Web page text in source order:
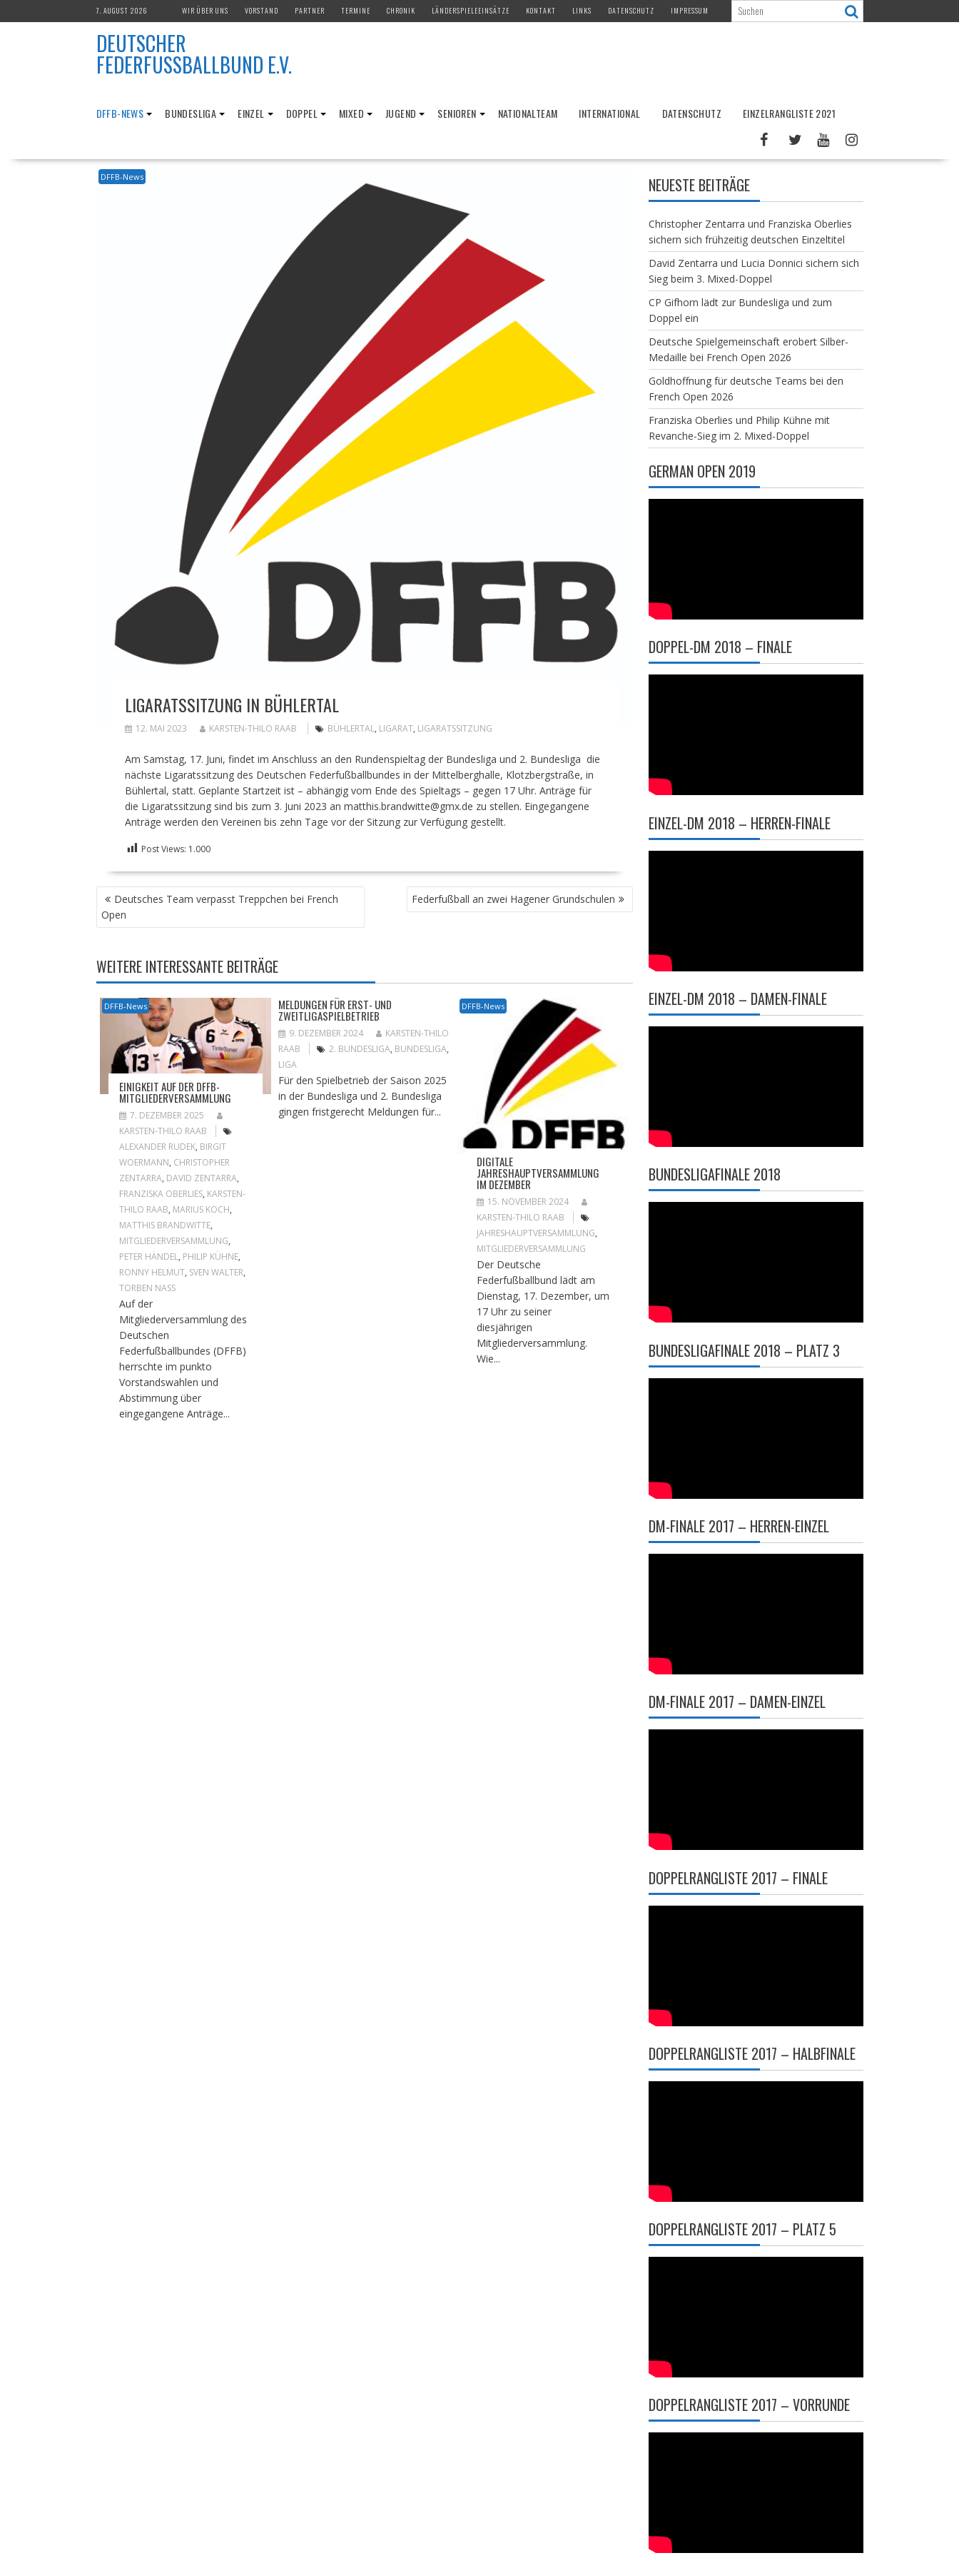
to
7. AUGUST 2026 WIR ÜBER UNS VORSTAND PARTNER TERMINE CHRONIK LÄNDERSPIELEEINSÄTZE KONTAKT LINKS DATENSCHUTZ IMPRESSUM
DEUTSCHER
FEDERFUSSBALLBUND E.V.
DFFB-NEWS BUNDESLIGA EINZEL DOPPEL MIXED JUGEND SENIOREN NATIONALTEAM INTERNATIONAL DATENSCHUTZ EINZELRANGLISTE 2021
DFFB-News
LIGARATSSITZUNG IN BÜHLERTAL
12. MAI 2023 KARSTEN-THILO RAAB BÜHLERTAL, LIGARAT, LIGARATSSITZUNG
Am Samstag, 17. Juni, findet im Anschluss an den Rundenspieltag der Bundesliga und 2. Bundesliga die
nächste Ligaratssitzung des Deutschen Federfußballbundes in der Mittelberghalle, Klotzbergstraße, in
Bühlertal, statt. Geplante Startzeit ist – abhängig vom Ende des Spieltags – gegen 17 Uhr. Anträge für
die Ligaratssitzung sind bis zum 3. Juni 2023 an matthis.brandwitte@gmx.de zu stellen. Eingegangene
Anträge werden den Vereinen bis zehn Tage vor der Sitzung zur Verfügung gestellt.
Post Views: 1.000
BEITRAGSNAVIGATION
Deutsches Team verpasst Treppchen bei French
Open
Federfußball an zwei Hagener Grundschulen
WEITERE INTERESSANTE BEITRÄGE
DFFB-News
EINIGKEIT AUF DER DFFB-
MITGLIEDERVERSAMMLUNG
7. DEZEMBER 2025
KARSTEN-THILO RAAB
ALEXANDER RUDEK, BIRGIT
WOERMANN, CHRISTOPHER
ZENTARRA, DAVID ZENTARRA,
FRANZISKA OBERLIES, KARSTEN-
THILO RAAB, MARIUS KOCH,
MATTHIS BRANDWITTE,
MITGLIEDERVERSAMMLUNG,
PETER HÄNDEL, PHILIP KÜHNE,
RONNY HELMUT, SVEN WALTER,
TORBEN NASS
Auf der
Mitgliederversammlung des
Deutschen
Federfußballbundes (DFFB)
herrschte im punkto
Vorstandswahlen und
Abstimmung über
eingegangene Anträge...
MELDUNGEN FÜR ERST- UND
ZWEITLIGASPIELBETRIEB
9. DEZEMBER 2024
KARSTEN-THILO
RAAB
2. BUNDESLIGA, BUNDESLIGA,
LIGA
Für den Spielbetrieb der Saison 2025
in der Bundesliga und 2. Bundesliga
gingen fristgerecht Meldungen für...
DFFB-News
DIGITALE
JAHRESHAUPTVERSAMMLUNG
IM DEZEMBER
15. NOVEMBER 2024
KARSTEN-THILO RAAB
JAHRESHAUPTVERSAMMLUNG,
MITGLIEDERVERSAMMLUNG
Der Deutsche
Federfußballbund lädt am
Dienstag, 17. Dezember, um
17 Uhr zu seiner
diesjährigen
Mitgliederversammlung.
Wie...
NEUESTE BEITRÄGE
Christopher Zentarra und Franziska Oberlies
sichern sich frühzeitig deutschen Einzeltitel
David Zentarra und Lucia Donnici sichern sich
Sieg beim 3. Mixed-Doppel
CP Gifhorn lädt zur Bundesliga und zum
Doppel ein
Deutsche Spielgemeinschaft erobert Silber-
Medaille bei French Open 2026
Goldhoffnung für deutsche Teams bei den
French Open 2026
Franziska Oberlies und Philip Kühne mit
Revanche-Sieg im 2. Mixed-Doppel
GERMAN OPEN 2019
DOPPEL-DM 2018 – FINALE
EINZEL-DM 2018 – HERREN-FINALE
EINZEL-DM 2018 – DAMEN-FINALE
BUNDESLIGAFINALE 2018
BUNDESLIGAFINALE 2018 – PLATZ 3
DM-FINALE 2017 – HERREN-EINZEL
DM-FINALE 2017 – DAMEN-EINZEL
DOPPELRANGLISTE 2017 – FINALE
DOPPELRANGLISTE 2017 – HALBFINALE
DOPPELRANGLISTE 2017 – PLATZ 5
DOPPELRANGLISTE 2017 – VORRUNDE